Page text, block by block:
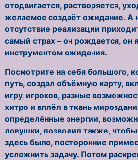
отодвигается, растворяется,
желаемое создаёт ожидание. А
отсутствие реализации
самый страх – он рождается, он
инструментом ожидания.
Посмотрите на себя большого,
путь, создал объёмную карту,
игру, игроков, разные
хитро и вплёл в ткань
определённые энергии,
ловушки, позволил также,
здесь было, посторонние
усложнить задачу. Потом